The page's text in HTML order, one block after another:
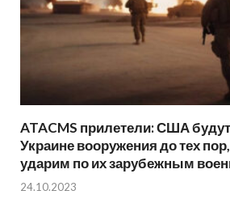
ATACMS прилетели: США
Украине вооружения до тех
ударим по их зарубежным
24.10.2023